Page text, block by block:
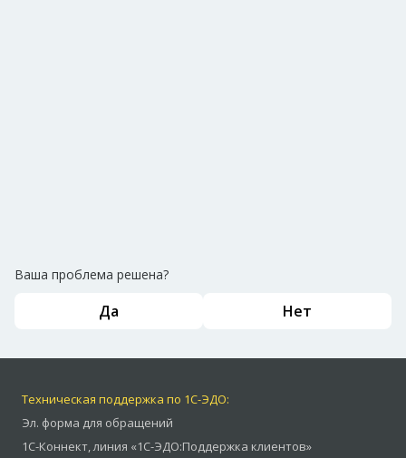
Ваша проблема решена?
Да Нет
Техническая поддержка по 1С-ЭДО:
Эл. форма для обращений
1С-Коннект,линия «1С-ЭДО:Поддержка клиентов»